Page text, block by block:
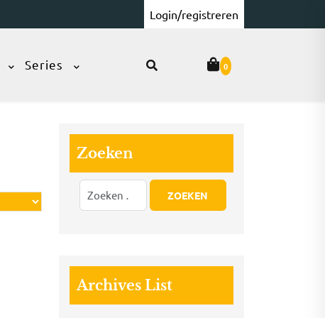
Login/registreren
Series 0
Zoeken
Archives List